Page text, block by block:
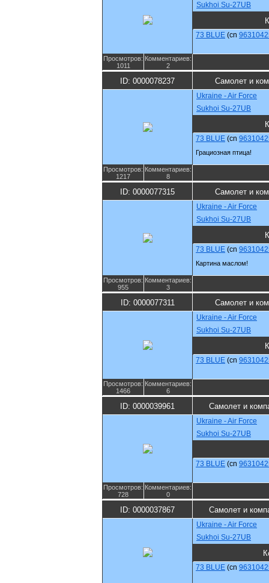
Sukhoi Su-27UB
73 BLUE (cn
Просмотров:
1011
Комментариев:
2
ID: 0000078237 Самолет и
Ukraine - Air Force
Sukhoi Su-27UB
73 BLUE (cn
Грациозная птица!
Просмотров:
1217
Комментариев:
8
ID: 0000077315 Самолет и
Ukraine - Air Force
Sukhoi Su-27UB
73 BLUE (cn
Картина маслом!
Просмотров:
955
Комментариев:
3
ID: 0000077311 Самолет и
Ukraine - Air Force
Sukhoi Su-27UB
73 BLUE (cn
Просмотров:
1466
Комментариев:
6
ID: 0000039961 Самолет и
Ukraine - Air Force
Sukhoi Su-27UB
73 BLUE (cn
Просмотров:
728
Комментариев:
0
ID: 0000037867 Самолет и
Ukraine - Air Force
Sukhoi Su-27UB
73 BLUE (cn